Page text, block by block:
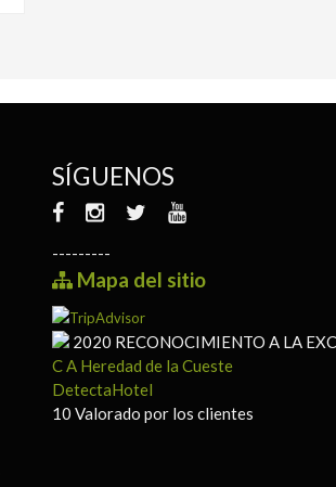
SÍGUENOS
---------
Mapa del sitio
2020 RECONOCIMIENTO A LA
C A Heredad de la Cueste
DetectaHotel
10 Valorado por los clientes